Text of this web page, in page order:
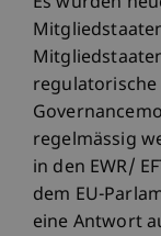
regelmässig
in den EWR/
dem EU-
eine Antwort